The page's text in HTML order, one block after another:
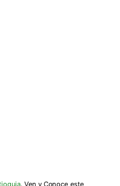
. Ven y Conoce este